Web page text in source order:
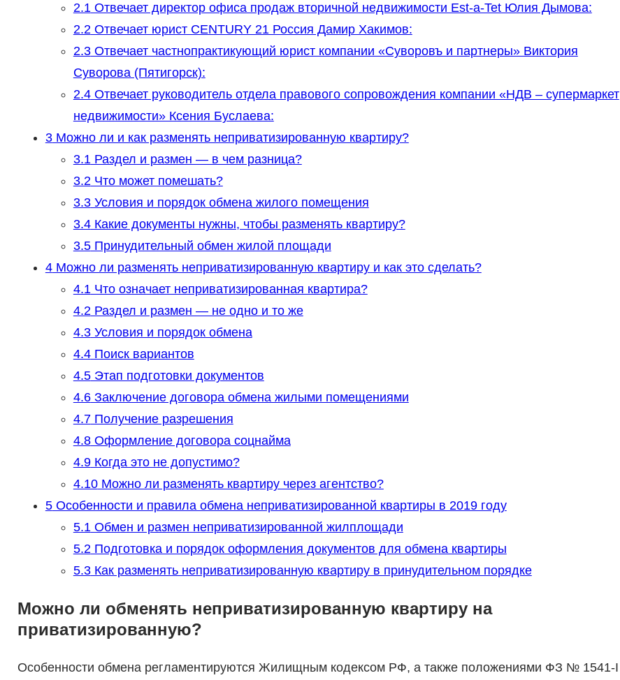
2.1Отвечает директор офиса продаж вторичной недвижимости Est-a-Tet Юлия Дымова:
2.2Отвечает юрист CENTURY 21 Россия Дамир Хакимов:
2.3Отвечает частнопрактикующий юрист компании «Суворовъ и партнеры» Виктория
Суворова (Пятигорск):
2.4Отвечает руководитель отдела правового сопровождения компании «НДВ – супермаркет
недвижимости» Ксения Буслаева:
3Можно ли и как разменять неприватизированную квартиру?
3.1Раздел и размен — в чем разница?
3.2Что может помешать?
3.3Условия и порядок обмена жилого помещения
3.4Какие документы нужны, чтобы разменять квартиру?
3.5Принудительный обмен жилой площади
4Можно ли разменять неприватизированную квартиру и как это сделать?
4.1Что означает неприватизированная квартира?
4.2Раздел и размен — не одно и то же
4.3Условия и порядок обмена
4.4Поиск вариантов
4.5Этап подготовки документов
4.6Заключение договора обмена жилыми помещениями
4.7Получение разрешения
4.8Оформление договора соцнайма
4.9Когда это не допустимо?
4.10Можно ли разменять квартиру через агентство?
5Особенности и правила обмена неприватизированной квартиры в 2019 году
5.1Обмен и размен неприватизированной жилплощади
5.2Подготовка и порядок оформления документов для обмена квартиры
5.3Как разменять неприватизированную квартиру в принудительном порядке
Можно ли обменять неприватизированную квартиру на
приватизированную?
Особенности обмена регламентируются Жилищным кодексом РФ, а также положениями ФЗ № 1541-I